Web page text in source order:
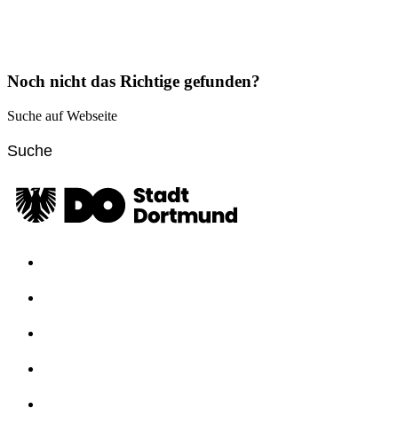
Noch nicht das Richtige gefunden?
Suche auf Webseite